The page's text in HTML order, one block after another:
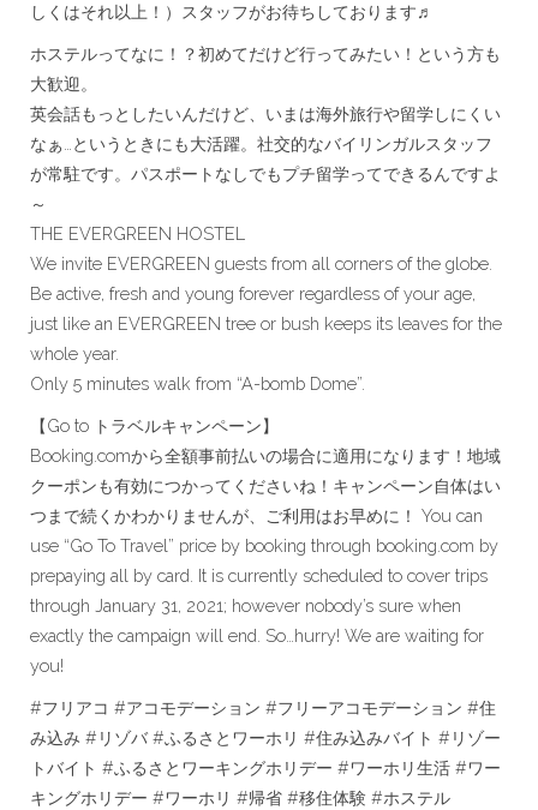
しくはそれ以上！）スタッフがお待ちしております♬
ホステルってなに！？初めてだけど行ってみたい！という方も
大歓迎。
英会話もっとしたいんだけど、いまは海外旅行や留学しにくい
なぁ…というときにも大活躍。社交的なバイリンガルスタッフ
が常駐です。パスポートなしでもプチ留学ってできるんですよ
～
THE EVERGREEN HOSTEL
We invite EVERGREEN guests from all corners of the globe.
Be active, fresh and young forever regardless of your age,
just like an EVERGREEN tree or bush keeps its leaves for the
whole year.
Only 5 minutes walk from “A-bomb Dome”.
【Go to トラベルキャンペーン】
Booking.comから全額事前払いの場合に適用になります！地域
クーポンも有効につかってくださいね！キャンペーン自体はい
つまで続くかわかりませんが、ご利用はお早めに！ You can
use “Go To Travel” price by booking through booking.com by
prepaying all by card. It is currently scheduled to cover trips
through January 31, 2021; however nobody’s sure when
exactly the campaign will end. So…hurry! We are waiting for
you!
#フリアコ #アコモデーション #フリーアコモデーション #住
み込み #リゾバ #ふるさとワーホリ #住み込みバイト #リゾー
トバイト #ふるさとワーキングホリデー #ワーホリ生活 #ワー
キングホリデー #ワーホリ #帰省 #移住体験 #ホステル